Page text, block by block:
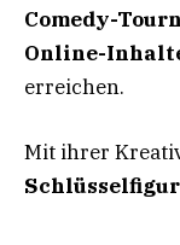
Comedy-
Online-
erreichen.
Mit ihrer